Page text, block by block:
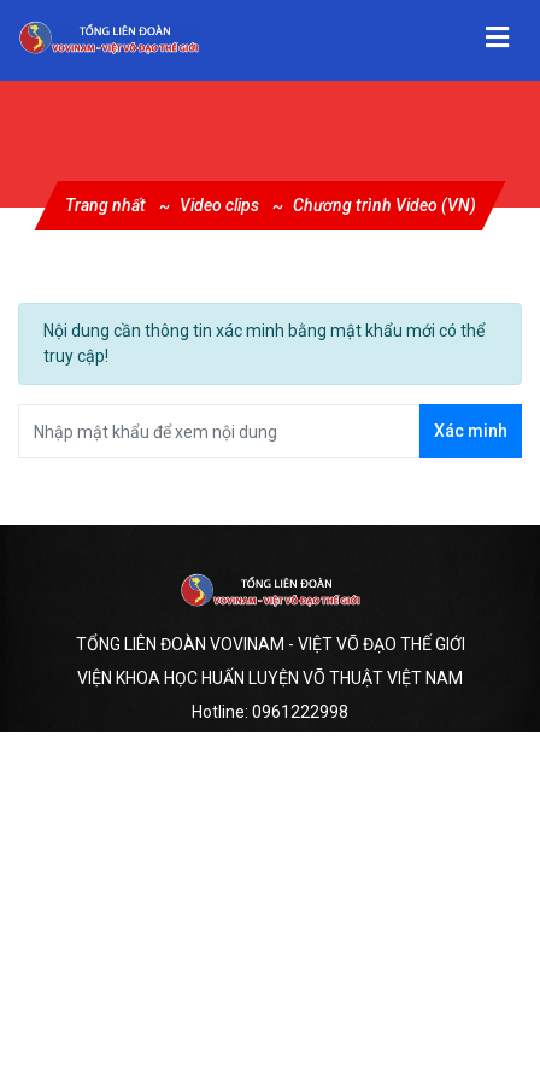
Trang nhất Video clips Chương trình Video (VN)
Nội dung cần thông tin xác minh bằng mật khẩu mới có thể
truy cập!
Xác minh
TỔNG LIÊN ĐOÀN VOVINAM - VIỆT VÕ ĐẠO THẾ GIỚI
VIỆN KHOA HỌC HUẤN LUYỆN VÕ THUẬT VIỆT NAM
Hotline: 0961222998